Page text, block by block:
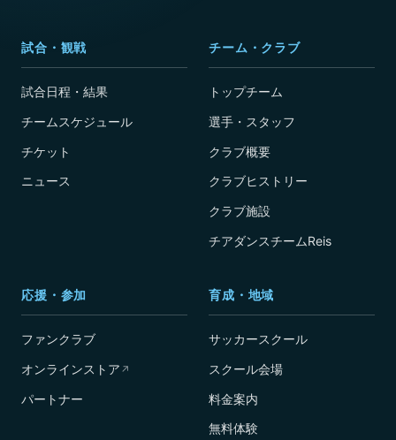
試合・観戦
試合日程・結果
チームスケジュール
チケット
ニュース
チーム・クラブ
トップチーム
選手・スタッフ
クラブ概要
クラブヒストリー
クラブ施設
チアダンスチームReis
応援・参加
ファンクラブ
オンラインストア ↗
パートナー
育成・地域
サッカースクール
スクール会場
料金案内
無料体験